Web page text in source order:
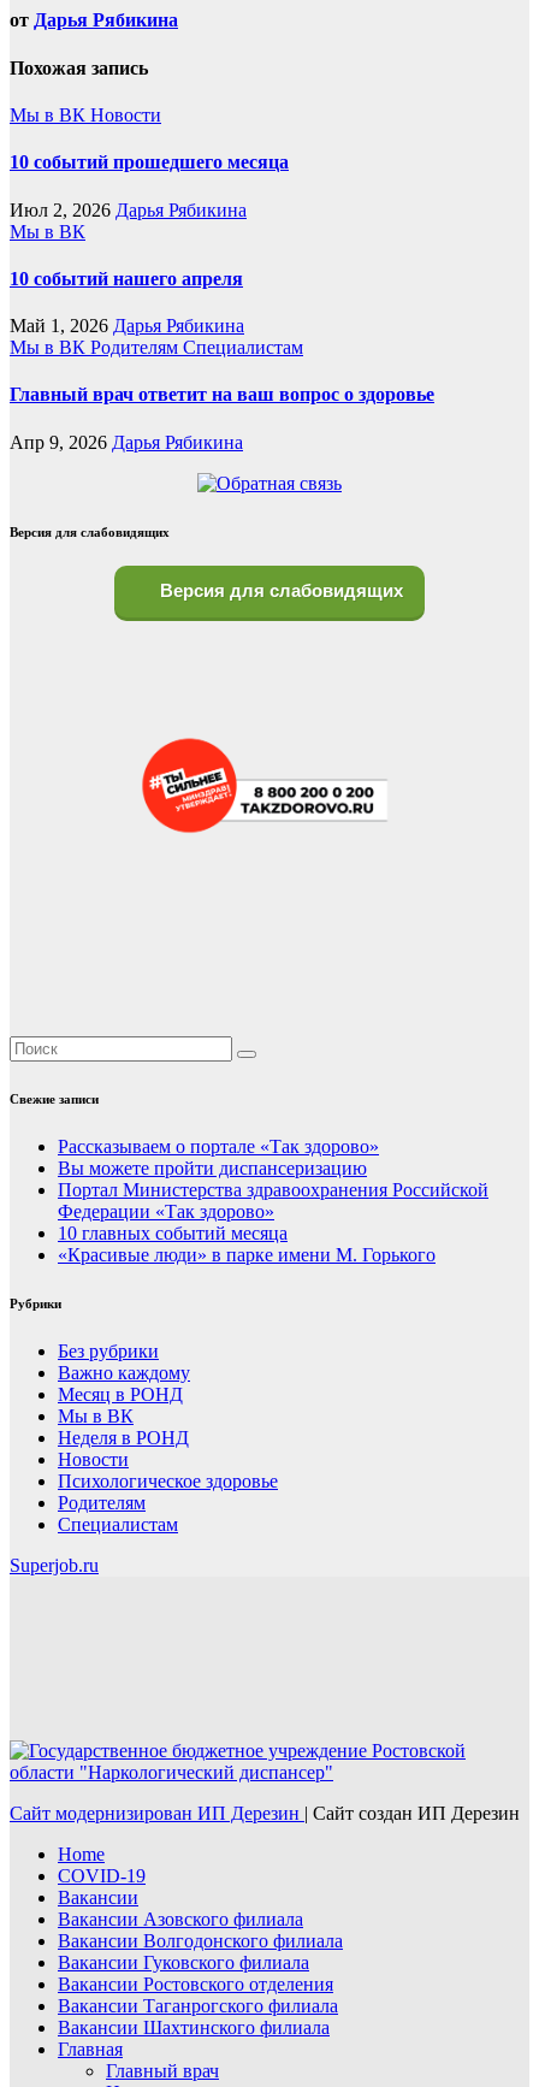
от Дарья Рябикина
Похожая запись
Мы в ВК Новости
10 событий прошедшего месяца
Июл 2, 2026 Дарья Рябикина
Мы в ВК
10 событий нашего апреля
Май 1, 2026 Дарья Рябикина
Мы в ВК Родителям Специалистам
Главный врач ответит на ваш вопрос о здоровье
Апр 9, 2026 Дарья Рябикина
Версия для слабовидящих
Версия для слабовидящих
Свежие записи
Рассказываем о портале «Так здорово»
Вы можете пройти диспансеризацию
Портал Министерства здравоохранения Российской
Федерации «Так здорово»
10 главных событий месяца
«Красивые люди» в парке имени М. Горького
Рубрики
Без рубрики
Важно каждому
Месяц в РОНД
Мы в ВК
Неделя в РОНД
Новости
Психологическое здоровье
Родителям
Специалистам
Superjob.ru
Сайт модернизирован ИП Дерезин | Сайт создан ИП Дерезин
Home
COVID-19
Вакансии
Вакансии Азовского филиала
Вакансии Волгодонского филиала
Вакансии Гуковского филиала
Вакансии Ростовского отделения
Вакансии Таганрогского филиала
Вакансии Шахтинского филиала
Главная
Главный врач